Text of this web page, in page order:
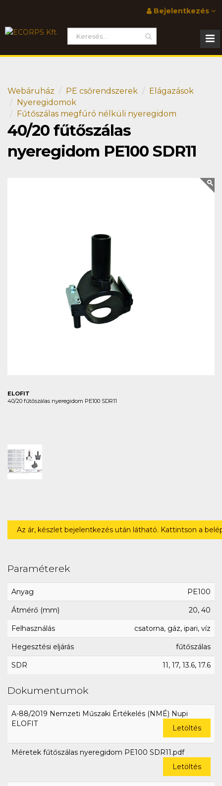
Bejelentkezés
Webáruház PE csőrendszerek
Elágazások
Nyeregidomok
Fűtőszálas megfúró nélküli nyeregidom
40/20 fűtőszálas
nyeregidom PE100 SDR11
ELOFIT
40/20 fűtőszálas nyeregidom PE100 SDR11
Az ár, készlet bejelentkezés után látható. Kattintson a
Paraméterek
Anyag PE100
Átmérő (mm) 20, 40
Felhasználás csatorna, gáz, ipari, víz
Hegesztési eljárás fűtőszálas
SDR 11, 17, 13.6, 17.6
Dokumentumok
A-88/2019 Nemzeti Műszaki Értékelés (NMÉ) Nupi
ELOFIT
Letöltés
Méretek fűtőszálas nyeregidom PE100 SDR11.pdf
Letöltés